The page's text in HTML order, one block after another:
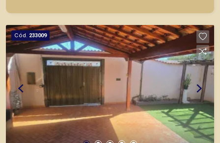
Cód. 233009